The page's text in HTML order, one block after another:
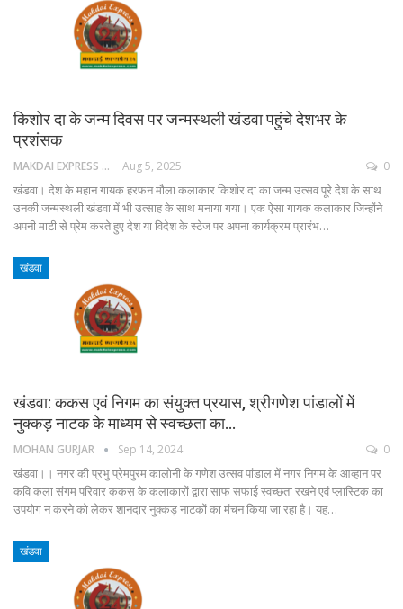
किशोर दा के जन्म दिवस पर जन्मस्थली खंडवा पहुंचे देशभर के
प्रशंसक
MAKDAI EXPRESS 24 Aug 5, 2025 0
खंडवा। देश के महान गायक हरफन मौला कलाकार किशोर दा का जन्म उत्सव पूरे देश के साथ
उनकी जन्मस्थली खंडवा में भी उत्साह के साथ मनाया गया। एक ऐसा गायक कलाकार जिन्होंने
अपनी माटी से प्रेम करते हुए देश या विदेश के स्टेज पर अपना कार्यक्रम प्रारंभ…
खंडवा
खंडवा: ककस एवं निगम का संयुक्त प्रयास, श्रीगणेश पांडालों में
नुक्कड़ नाटक के माध्यम से स्वच्छता का…
MOHAN GURJAR Sep 14, 2024 0
खंडवा।। नगर की प्रभु प्रेमपुरम कालोनी के गणेश उत्सव पांडाल में नगर निगम के आव्हान पर
कवि कला संगम परिवार ककस के कलाकारों द्वारा साफ सफाई स्वच्छता रखने एवं प्लास्टिक का
उपयोग न करने को लेकर शानदार नुक्कड़ नाटकों का मंचन किया जा रहा है। यह…
खंडवा